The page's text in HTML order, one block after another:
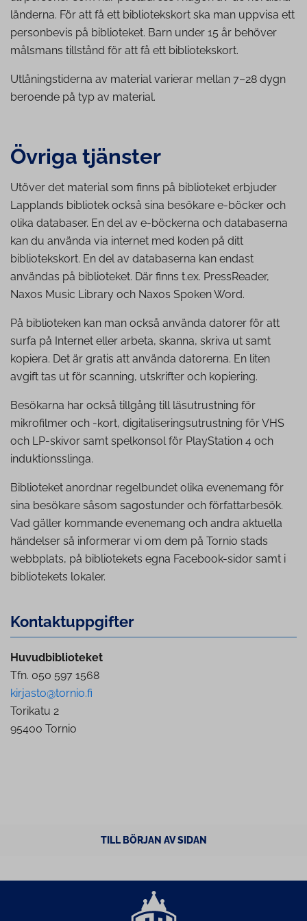
länderna. För att få ett bibliotekskort ska man uppvisa ett
personbevis på biblioteket. Barn under 15 år behöver
målsmans tillstånd för att få ett bibliotekskort.
Utlåningstiderna av material varierar mellan 7–28 dygn
beroende på typ av material.
Övriga tjänster
Utöver det material som finns på biblioteket erbjuder
Lapplands bibliotek också sina besökare e-böcker och
olika databaser. En del av e-böckerna och databaserna
kan du använda via internet med koden på ditt
bibliotekskort. En del av databaserna kan endast
användas på biblioteket. Där finns t.ex. PressReader,
Naxos Music Library och Naxos Spoken Word.
På biblioteken kan man också använda datorer för att
surfa på Internet eller arbeta, skanna, skriva ut samt
kopiera. Det är gratis att använda datorerna. En liten
avgift tas ut för scanning, utskrifter och kopiering.
Besökarna har också tillgång till läsutrustning för
mikrofilmer och -kort, digitaliseringsutrustning för VHS
och LP-skivor samt spelkonsol för PlayStation 4 och
induktionsslinga.
Biblioteket anordnar regelbundet olika evenemang för
sina besökare såsom sagostunder och författarbesök.
Vad gäller kommande evenemang och andra aktuella
händelser så informerar vi om dem på Tornio stads
webbplats, på bibliotekets egna Facebook-sidor samt i
bibliotekets lokaler.
Kon­takt­upp­gif­ter
Huvudbiblioteket
Tfn. 050 597 1568
kirjasto@tornio.fi
Torikatu 2
95400 Tornio
TILL BÖRJAN AV SIDAN